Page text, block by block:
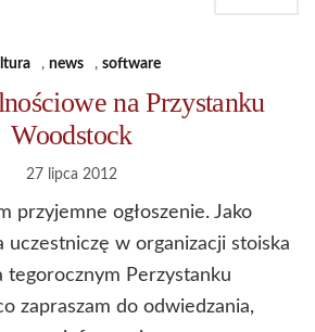
, news , software
na Przystanku
Woodstock
27 lipca 2012
przyjemne ogłoszenie. Jako
uczestniczę w organizacji stoiska
tegorocznym Perzystanku
zapraszam do odwiedzania,